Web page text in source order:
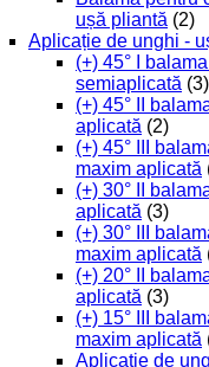
ușă pliantă (2)
Aplicație de unghi -
(+) 45° I
semiaplicată (3)
(+) 45° II
aplicată (2)
(+) 45° III
maxim aplicată
(+) 30° II
aplicată (3)
(+) 30° III
maxim aplicată
(+) 20° II
aplicată (3)
(+) 15° III
maxim aplicată
Aplicație de